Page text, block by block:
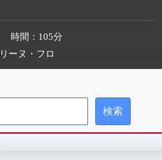
時間
105分
ーヌ・フロ